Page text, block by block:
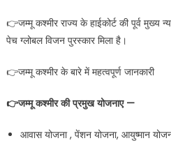
👉जम्मू कश्मीर राज्य के हाईकोर्ट की पूर्व मुख्य
पेच ग्लोबल विजन पुरस्कार मिला है।
👉जम्मू कश्मीर के बारे में महत्वपूर्ण जानकारी
👉जम्मू कश्मीर की प्रमुख योजनाए —
आवास योजना , पेंशन योजना, आयुष्मान